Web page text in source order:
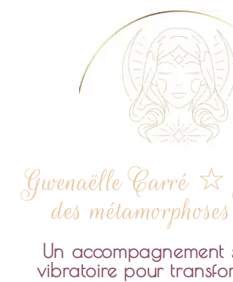
Gwenaëlle Carré ☆
des
Un accompagnement
vibratoire pour